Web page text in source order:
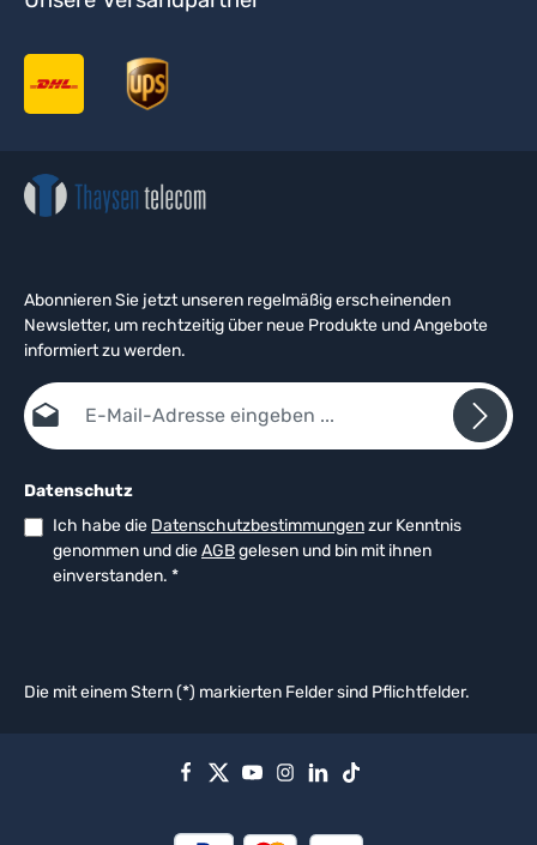
Abonnieren Sie jetzt unseren regelmäßig erscheinenden
Newsletter, um rechtzeitig über neue Produkte und Angebote
informiert zu werden.
E-Mail-Adresse*
Datenschutz
Ich habe die Datenschutzbestimmungenzur Kenntnis
genommen und dieAGBgelesen und bin mit ihnen
einverstanden. *
Die mit einem Stern (*) markierten Felder sind Pflichtfelder.